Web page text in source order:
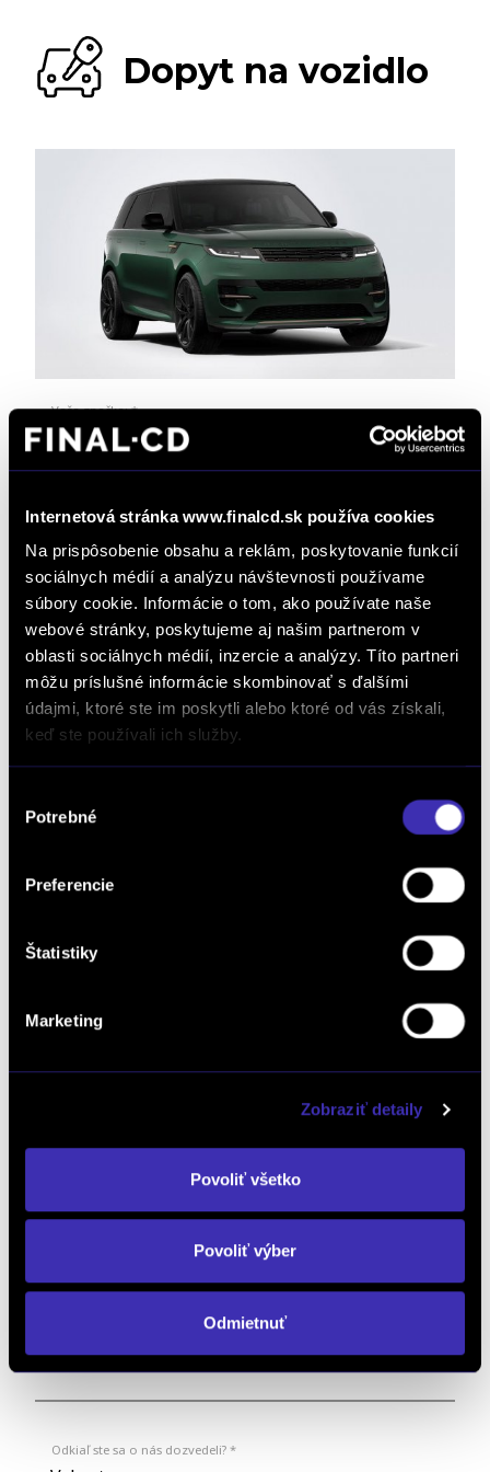
Internetová stránka www.finalcd.sk používa cookies
Na prispôsobenie obsahu a reklám, poskytovanie funkcií
sociálnych médií a analýzu návštevnosti používame
súbory cookie. Informácie o tom, ako používate naše
webové stránky, poskytujeme aj našim partnerom v
oblasti sociálnych médií, inzercie a analýzy. Títo partneri
môžu príslušné informácie skombinovať s ďalšími
údajmi, ktoré ste im poskytli alebo ktoré od vás získali,
keď ste používali ich služby.
súhlasu
Potrebné
Preferencie
Štatistiky
Marketing
Zobraziť detaily
Povoliť všetko
Povoliť výber
Odmietnuť
Dopyt na vozidlo
Vaša značka: *
Vaše meno: *
Spoločnosť:
Telefón: *
Pobočka: *
Odkiaľ ste sa o nás dozvedeli? *